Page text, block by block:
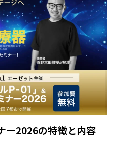
ー2026の特徴と内容